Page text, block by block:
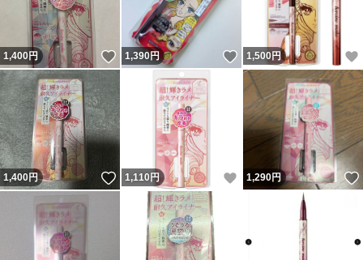
1,400円 いいね！
1,390円 いいね！
1,500円
1,400円 いいね！
1,110 円 いいね！
1,290円